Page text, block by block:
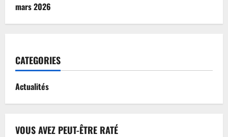
mars 2026
CATEGORIES
Actualités
VOUS AVEZ PEUT-ÊTRE RATÉ